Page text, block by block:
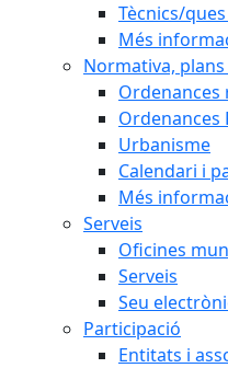
Tècnics/
Més
Normativa,
Ordenances
Urbanisme
Calendari i
Més
Serveis
Oficines
Serveis
Seu
Participació
Entitats i